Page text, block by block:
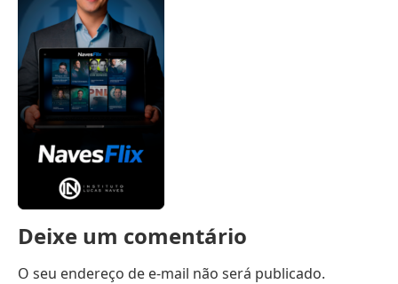
Deixe um comentário
O seu endereço de e-mail não será publicado.